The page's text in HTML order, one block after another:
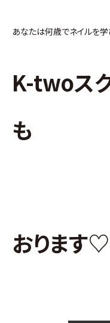
あなたは何歳でネイルを学
K-twoス
も
お
おります♡